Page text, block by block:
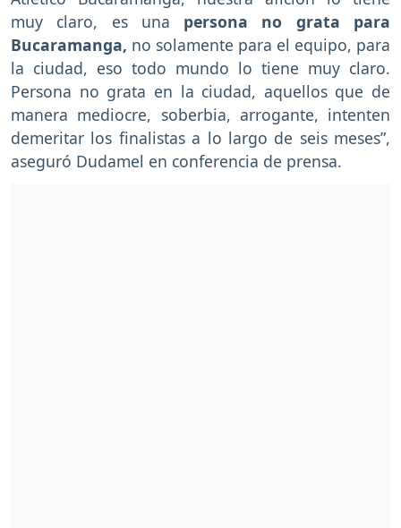
muy claro, es una persona no grata para
Bucaramanga, no solamente para el equipo, para
la ciudad, eso todo mundo lo tiene muy claro.
Persona no grata en la ciudad, aquellos que de
manera mediocre, soberbia, arrogante, intenten
demeritar los finalistas a lo largo de seis meses”,
aseguró Dudamel en conferencia de prensa.